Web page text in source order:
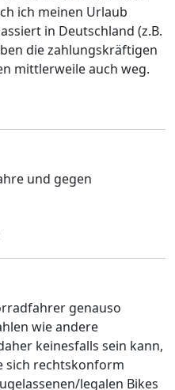
ich meinen Urlaub
in Deutschland (z.B.
die zahlungskräftigen
mittlerweile auch weg.
und gegen
genauso
wie andere
keinesfalls sein kann,
sich rechtskonform
legalen Bikes